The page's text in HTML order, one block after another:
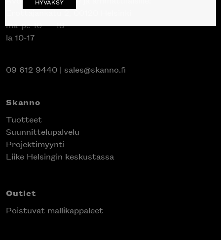
Erottajankatu 2, 00120 Helsinki
ma-pe 10 — 18
la 10-17
09 612 9440 | sales@skanno.fi
Skanno
Tuotteet
Suunnittelupalvelu
Projektimyynti
Liike Helsingin keskustassa
Outlet
Poistuvat mallikappaleet